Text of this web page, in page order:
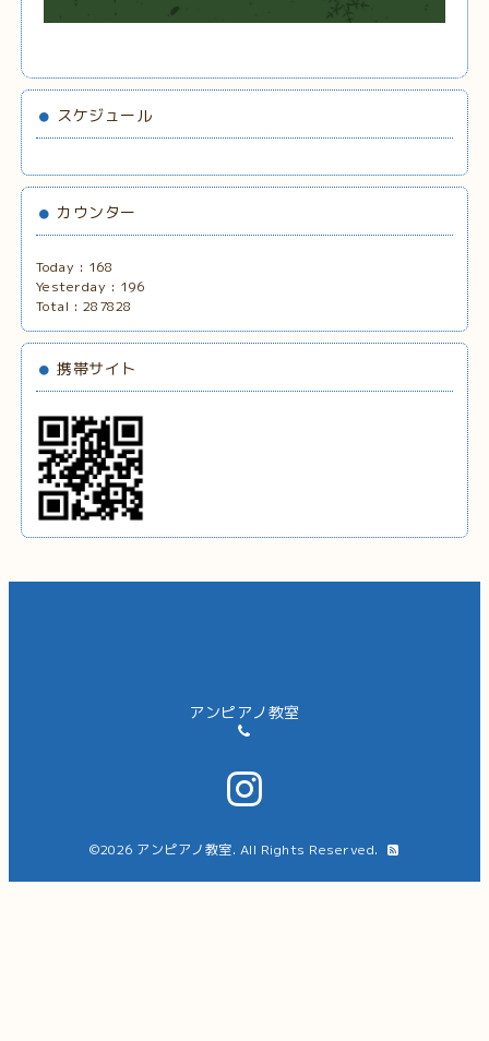
スケジュール
カウンター
Today : 168
Yesterday : 196
Total : 287828
携帯サイト
アンピアノ教室
©2026 アンピアノ教室. All Rights Reserved.